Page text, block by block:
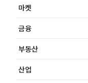
마켓
금융
부동산
산업